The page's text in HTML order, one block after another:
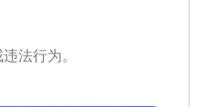
法行为。